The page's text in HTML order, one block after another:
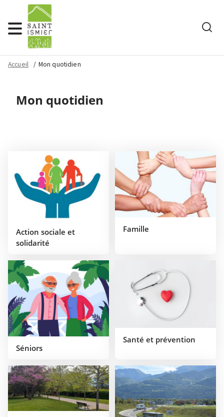
Menu
Accueil Mon quotidien
Mon quotidien
Action sociale et
solidarité
Famille
Séniors
Santé et prévention